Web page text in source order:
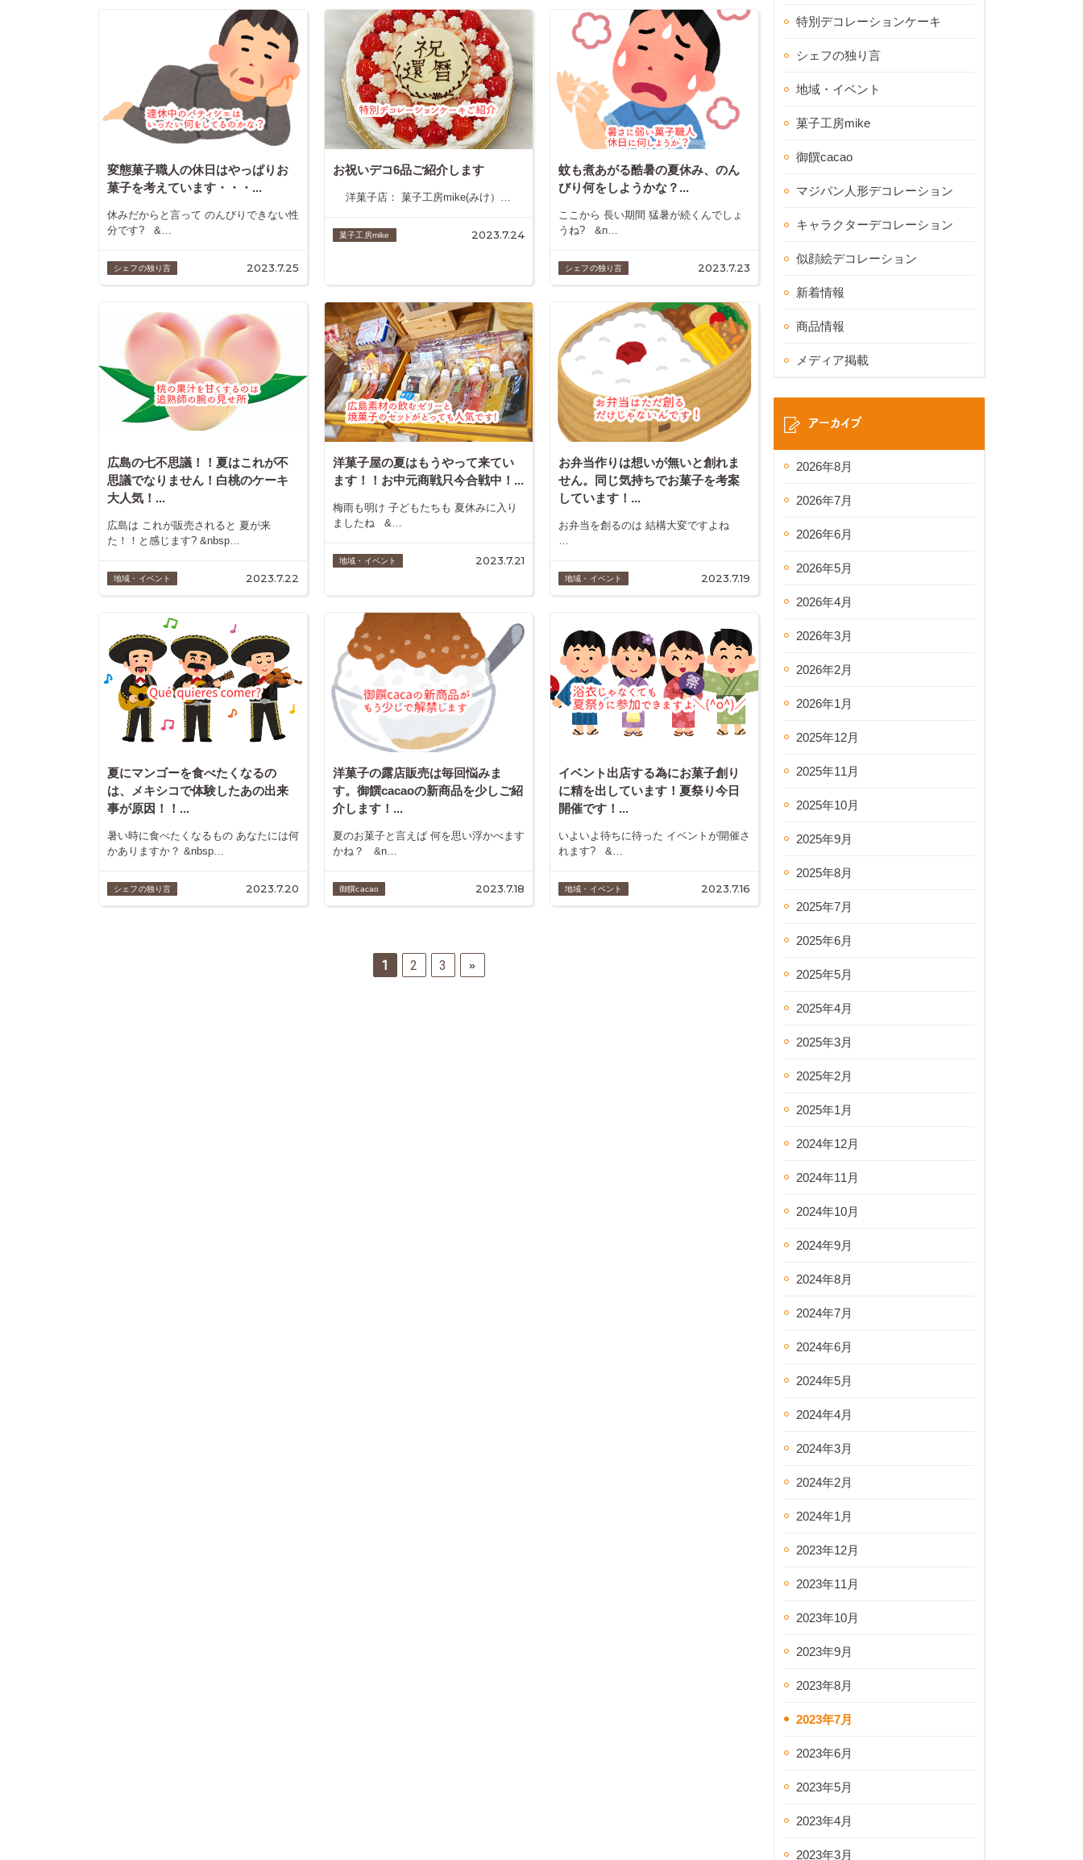
変態菓子職人の休日はやっぱりお
菓子を考えています・・・...
休みだからと言って のんびりできない性
分です? &…
シェフの独り言 2023.7.25
お祝いデコ6品ご紹介します
洋菓子店： 菓子工房mike(みけ）…
菓子工房mike 2023.7.24
蚊も煮あがる酷暑の夏休み、のん
びり何をしようかな？...
ここから 長い期間 猛暑が続くんでしょ
うね? &n…
シェフの独り言 2023.7.23
広島の七不思議！！夏はこれが不
思議でなりません！白桃のケーキ
大人気！...
広島は これが販売されると 夏が来
た！！と感じます? &nbsp…
地域・イベント 2023.7.22
洋菓子屋の夏はもうやって来てい
ます！！お中元商戦只今合戦中！...
梅雨も明け 子どもたちも 夏休みに入り
ましたね &…
地域・イベント 2023.7.21
お弁当作りは想いが無いと創れま
せん。同じ気持ちでお菓子を考案
しています！...
お弁当を創るのは 結構大変ですよね
…
地域・イベント 2023.7.19
夏にマンゴーを食べたくなるの
は、メキシコで体験したあの出来
事が原因！！...
暑い時に食べたくなるもの あなたには何
かありますか？ &nbsp…
シェフの独り言 2023.7.20
洋菓子の露店販売は毎回悩みま
す。御饌cacaoの新商品を少しご紹
介します！...
夏のお菓子と言えば 何を思い浮かべます
かね？ &n…
御饌cacao 2023.7.18
イベント出店する為にお菓子創り
に精を出しています！夏祭り今日
開催です！...
いよいよ待ちに待った イベントが開催さ
れます? &…
地域・イベント 2023.7.16
1 2 3 »
特別デコレーションケーキ
シェフの独り言
地域・イベント
菓子工房mike
御饌cacao
マジパン人形デコレーション
キャラクターデコレーション
似顔絵デコレーション
新着情報
商品情報
メディア掲載
アーカイブ
2026年8月
2026年7月
2026年6月
2026年5月
2026年4月
2026年3月
2026年2月
2026年1月
2025年12月
2025年11月
2025年10月
2025年9月
2025年8月
2025年7月
2025年6月
2025年5月
2025年4月
2025年3月
2025年2月
2025年1月
2024年12月
2024年11月
2024年10月
2024年9月
2024年8月
2024年7月
2024年6月
2024年5月
2024年4月
2024年3月
2024年2月
2024年1月
2023年12月
2023年11月
2023年10月
2023年9月
2023年8月
2023年7月
2023年6月
2023年5月
2023年4月
2023年3月